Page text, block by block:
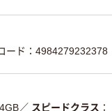
ード：4984279232378
／ スピードクラス